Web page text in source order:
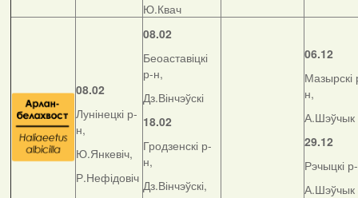
Ю.Квач
08.02
Лунінецкі р-
н,
Ю.Янкевіч,
Р.Нефідовіч
08.02
Беоаставіцкі
р-н,
Дз.Вінчэўскі
18.02
Гродзенскі р-
н,
Дз.Вінчэўскі,
06.12
Мазырскі
н,
А.Шэўчык
29.12
Рэчыцкі
А.Шэўчык